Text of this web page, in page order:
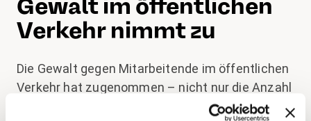
Verkehr nimmt zu
Die Gewalt gegen Mitarbeitende im öffentlichen
Verkehr hat zugenommen – nicht nur die Anzahl
Vorfälle, auch deren Schwere steigt. Körperliche